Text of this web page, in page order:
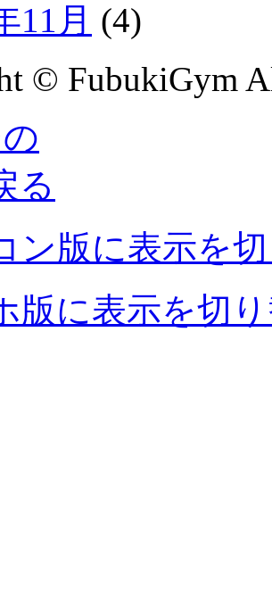
11月 (4)
© FubukiGym
る
ン版に表示を
版に表示を切